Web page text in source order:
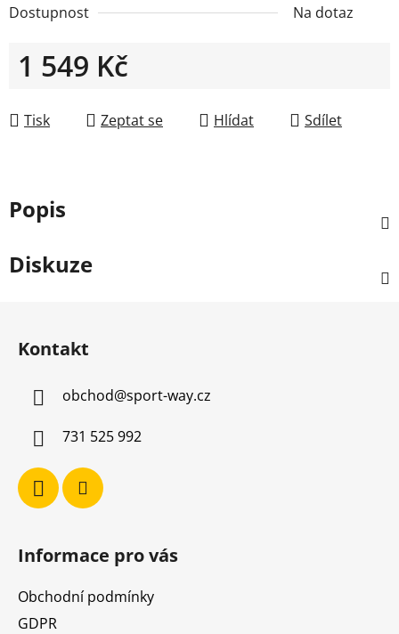
Dostupnost
Na dotaz
1 549 Kč
Tisk
Zeptat se Hlídat Sdílet
Popis
Diskuze
Kontakt
obchod@sport-way.cz
731 525 992
Informace pro vás
Obchodní podmínky
GDPR